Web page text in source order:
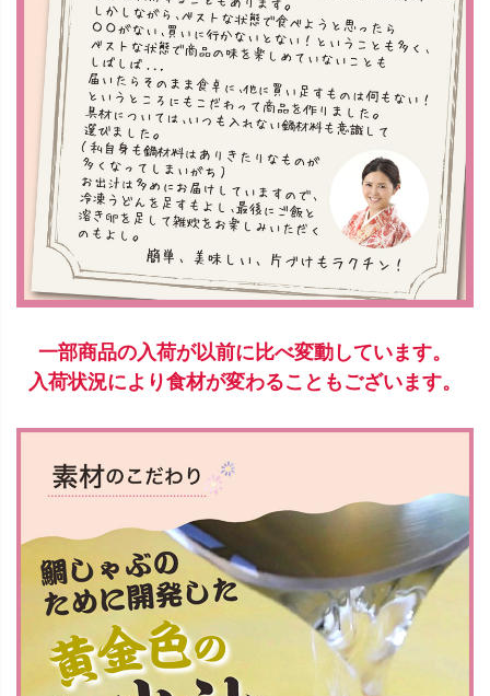
一部商品の入荷が以前に比べ変動しています。
入荷状況により食材が変わることもございます。